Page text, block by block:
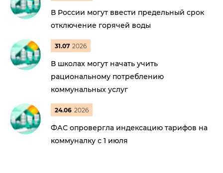
В России могут ввести предельный срок
отключение горячей воды
31.07 2026
В школах могут начать учить
рациональному потреблению
коммунальных услуг
24.06 2026
ФАС опровергла индексацию тарифов на
коммуналку с 1 июля